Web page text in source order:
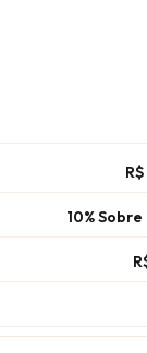
10%